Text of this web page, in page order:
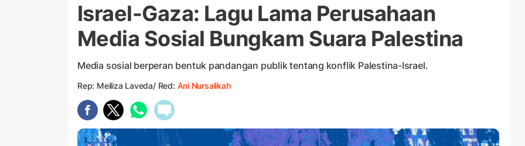
Israel-Gaza: Lagu Lama Perusahaan
Media Sosial Bungkam Suara Palestina
Media sosial berperan bentuk pandangan publik tentang konflik Palestina-Israel.
Rep: Meiliza Laveda/ Red: Ani Nursalikah